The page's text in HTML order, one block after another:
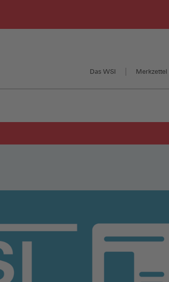
Das WSI Merkzettel